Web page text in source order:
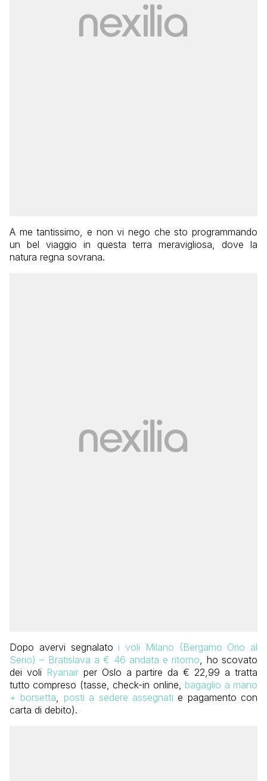
A me tantissimo, e non vi nego che sto programmando
un bel viaggio in questa terra meravigliosa, dove la
natura regna sovrana.
Dopo avervi segnalato i voli Milano (Bergamo Orio al
Serio) – Bratislava a € 46 andata e ritorno, ho scovato
dei voli Ryanairper Oslo a partire da € 22,99 a tratta
tutto compreso (tasse, check-in online, bagaglio a mano
+ borsetta, posti a sedere assegnati e pagamento con
carta di debito).